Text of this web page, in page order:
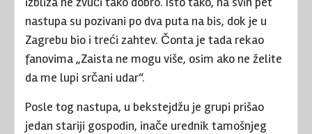
nastupa su pozivani po dva puta na bis, dok je u
Zagrebu bio i treći zahtev. Čonta je tada rekao
fanovima „Zaista ne mogu više, osim ako ne želite
da me lupi srčani udar“.
Posle tog nastupa, u bekstejdžu je grupi prišao
jedan stariji gospodin, inače urednik tamošnjeg